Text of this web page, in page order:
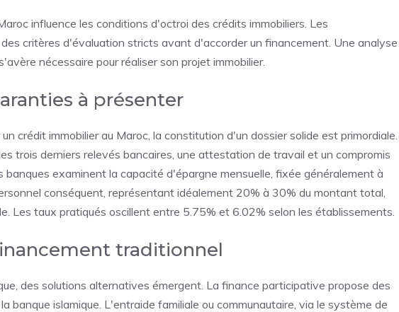
influence les conditions d'octroi des crédits immobiliers. Les
critères d'évaluation stricts avant d'accorder un financement. Une analyse
nécessaire pour réaliser son projet immobilier.
à présenter
crédit immobilier au Maroc, la constitution d'un dossier solide est primordiale.
trois derniers relevés bancaires, une attestation de travail et un compromis
banques examinent la capacité d'épargne mensuelle, fixée généralement à
conséquent, représentant idéalement 20% à 30% du montant total,
Les taux pratiqués oscillent entre 5.75% et 6.02% selon les établissements.
traditionnel
des solutions alternatives émergent. La finance participative propose des
banque islamique. L'entraide familiale ou communautaire, via le système de